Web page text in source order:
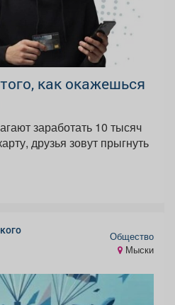
как окажешься
заработать 10 тысяч
друзья зовут прыгнуть
Общество
Мыски